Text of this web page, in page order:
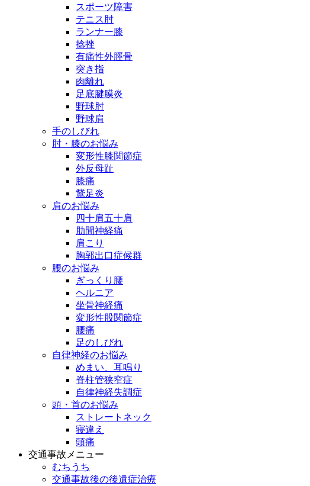
スポーツ障害
テニス肘
ランナー膝
捻挫
有痛性外脛骨
突き指
肉離れ
足底腱膜炎
野球肘
野球肩
手のしびれ
肘・膝のお悩み
変形性膝関節症
外反母趾
膝痛
鵞足炎
肩のお悩み
四十肩五十肩
肋間神経痛
肩こり
胸郭出口症候群
腰のお悩み
ぎっくり腰
ヘルニア
坐骨神経痛
変形性股関節症
腰痛
足のしびれ
自律神経のお悩み
めまい、耳鳴り
脊柱管狭窄症
自律神経失調症
頭・首のお悩み
ストレートネック
寝違え
頭痛
交通事故メニュー
むちうち
交通事故後の後遺症治療